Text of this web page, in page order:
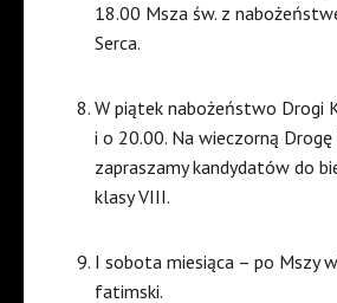
18.00 Msza św. z
Serca.
W piątek nabożeństwo Drogi
i o 20.00. Na wieczorną
zapraszamy kandydatów do
klasy VIII.
I sobota miesiąca – po Mszy
fatimski.